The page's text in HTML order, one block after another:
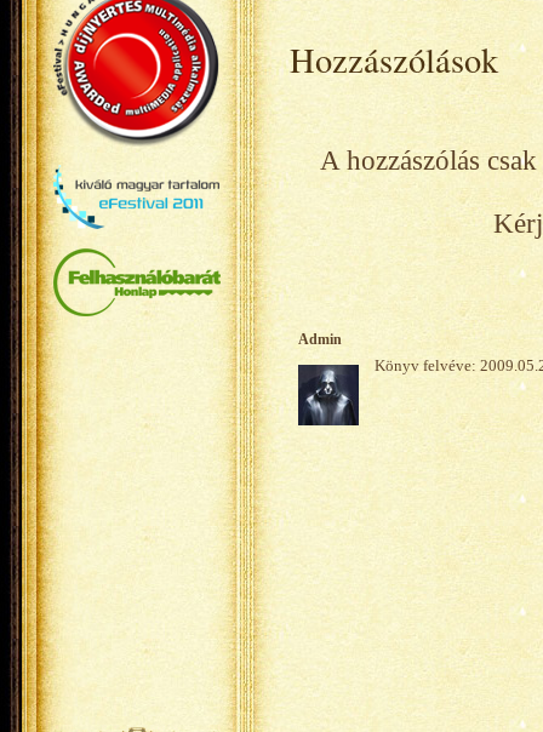
Hozzászólások
A hozzászólás
Admin
Könyv felvéve: